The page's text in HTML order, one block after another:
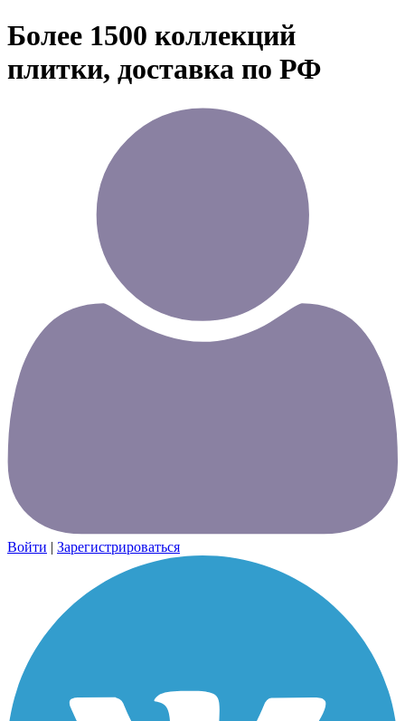
Более 1500 коллекций
плитки, доставка по РФ
Войти | Зарегистрироваться